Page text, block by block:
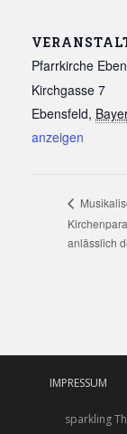
Pfarrkirche
Kirchgasse 7
Ebensfeld,
anzeigen
anlässlich
IMPRESSUM
sparkling